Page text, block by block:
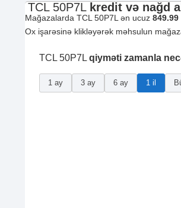
TCL 50P7L kredit və nağd
Mağazalarda TCL 50P7L ən ucuz 849.99
Ox işarəsinə klikləyərək məhsulun
TCL 50P7L qiyməti zamanla
1 ay 3 ay 6 ay 1 il